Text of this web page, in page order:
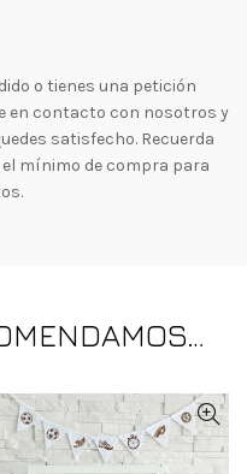
o tienes una petición
en contacto con nosotros y
satisfecho. Recuerda
mínimo de compra para